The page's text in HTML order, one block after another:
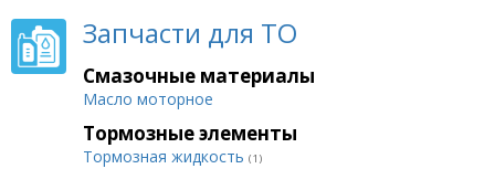
Запчасти для ТО
Смазочные материалы
Масло моторное
Тормозные элементы
Тормозная жидкость (1)